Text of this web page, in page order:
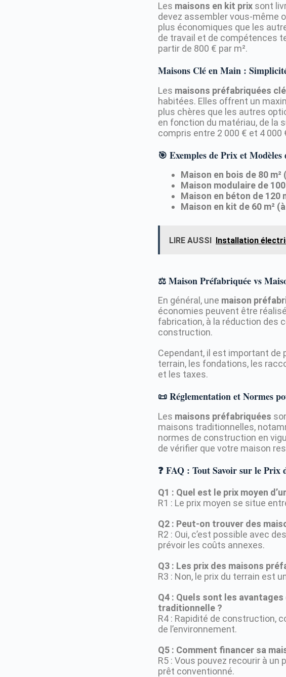
Les maisons en kit prix sont
devez assembler vous-même
plus économiques que les
de travail et de compétences
partir de 800 € par m².
Maisons Clé en Main :
Les maisons préfabriquées
habitées. Elles offrent un
plus chères que les autres
en fonction du matériau, de la
compris entre 2 000 € et 4 000
🎯 Exemples de Prix et
Maison en bois de 80 m²
Maison modulaire de
Maison en béton de 120
Maison en kit de 60 m²
LIRE AUSSI Installation
⚖️ Maison Préfabriquée vs
En général, une maison
économies peuvent être
fabrication, à la réduction des
construction.
Cependant, il est important de
terrain, les fondations, les
et les taxes.
📜 Réglementation et Normes
Les maisons préfabriquées
maisons traditionnelles,
normes de construction en
de vérifier que votre maison
❓ FAQ : Tout Savoir sur le Prix
Q1 : Quel est le prix moyen
R1 : Le prix moyen se situe
Q2 : Peut-on trouver des
R2 : Oui, c’est possible avec
prévoir les coûts annexes.
Q3 : Les prix des maisons
R3 : Non, le prix du terrain est
Q4 : Quels sont les
traditionnelle ?
R4 : Rapidité de construction,
de l’environnement.
Q5 : Comment financer sa
R5 : Vous pouvez recourir à
prêt conventionné.